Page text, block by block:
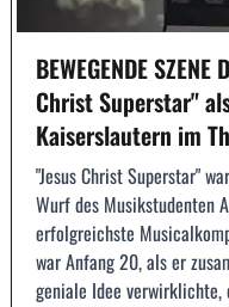
BEWEGENDE
Christ Superstar"
Kaiserslautern im
"Jesus Christ Superstar"
Wurf des Musikstudenten
erfolgreichste
war Anfang 20, als er
geniale Idee verwirklichte,